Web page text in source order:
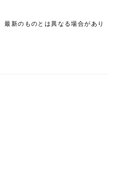
新のものとは異なる場合があり